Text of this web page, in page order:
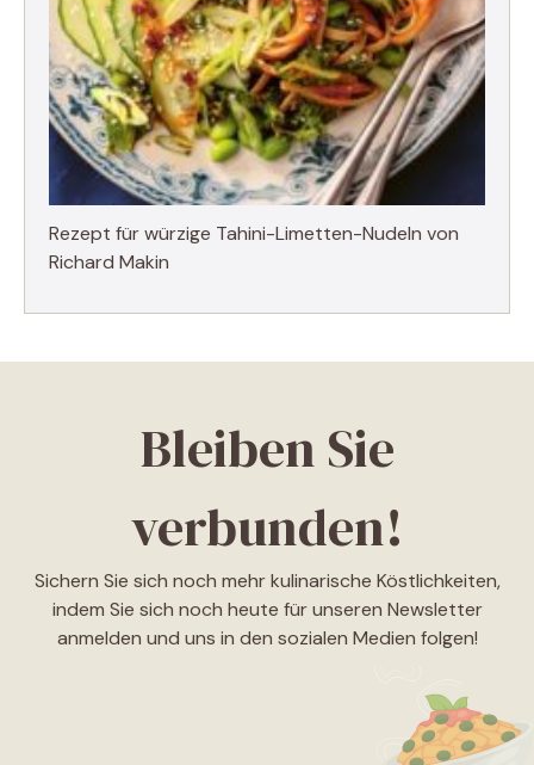
Rezept für würzige Tahini-Limetten-Nudeln von
Richard Makin
Bleiben Sie
verbunden!
Sichern Sie sich noch mehr kulinarische Köstlichkeiten,
indem Sie sich noch heute für unseren Newsletter
anmelden und uns in den sozialen Medien folgen!